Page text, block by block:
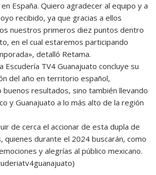
España. Quiero agradecer al equipo y a
recibido, ya que gracias a ellos
nuestros primeros diez puntos dentro
en el cual estaremos participando
detalló Retama.
Escudería TV4 Guanajuato concluye su
del año en territorio español,
resultados, sino también llevando
y Guanajuato a lo más alto de la región
de cerca el accionar de esta dupla de
quienes durante el 2024 buscarán, como
y alegrías al público mexicano.